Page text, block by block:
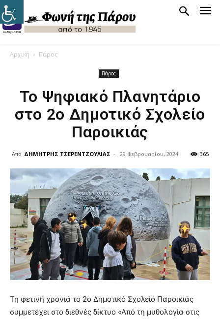
Αρχική Πάρος
Πάρος
Το Ψηφιακό Πλανητάριο
στο 2ο Δημοτικό Σχολείο
Παροικιάς
Από ΔΗΜΗΤΡΗΣ ΤΣΕΡΕΝΤΖΟΥΛΙΑΣ - 29 Φεβρουαρίου, 2024 365
Τη φετινή χρονιά το 2ο Δημοτικό Σχολείο Παροικιάς
συμμετέχει στο διεθνές δίκτυο «Από τη μυθολογία στις